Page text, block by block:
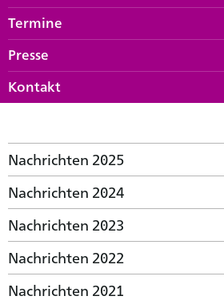
Termine
Presse
Kontakt
Nachrichten 2025
Nachrichten 2024
Nachrichten 2023
Nachrichten 2022
Nachrichten 2021